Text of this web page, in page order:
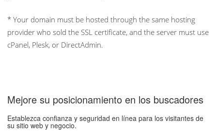
* Your domain must be hosted through the same hosting
provider who sold the SSL certificate, and the server must use
cPanel, Plesk, or DirectAdmin.
Mejore su posicionamiento en los buscadores
Establezca confianza y seguridad en línea para los visitantes de
su sitio web y negocio.